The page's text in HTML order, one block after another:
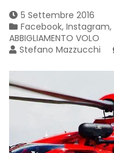
5 Settembre 2016
Facebook, Instagram,
ABBIGLIAMENTO VOLO
Stefano Mazzucchi